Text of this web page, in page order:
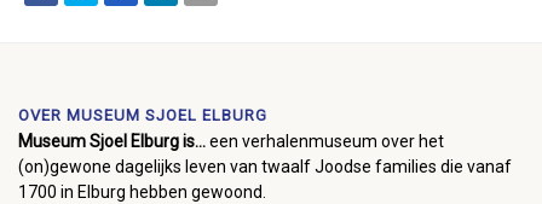
OVER MUSEUM SJOEL ELBURG
Museum Sjoel Elburg is...een verhalenmuseum over het
(on)gewone dagelijks leven van twaalf Joodse families die vanaf
1700 in Elburg hebben gewoond.